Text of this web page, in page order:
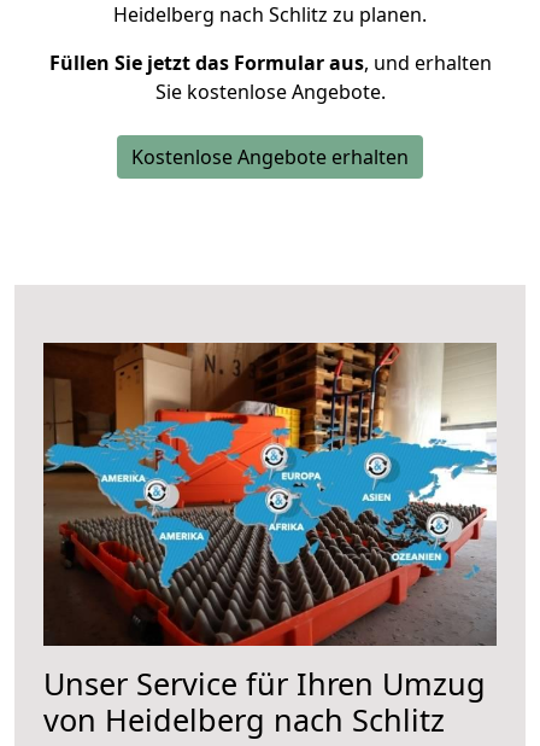
Heidelberg nach Schlitz zu planen.
Füllen Sie jetzt das Formular aus, und erhalten
Sie kostenlose Angebote.
Kostenlose Angebote erhalten
Unser Service für Ihren Umzug
von Heidelberg nach Schlitz